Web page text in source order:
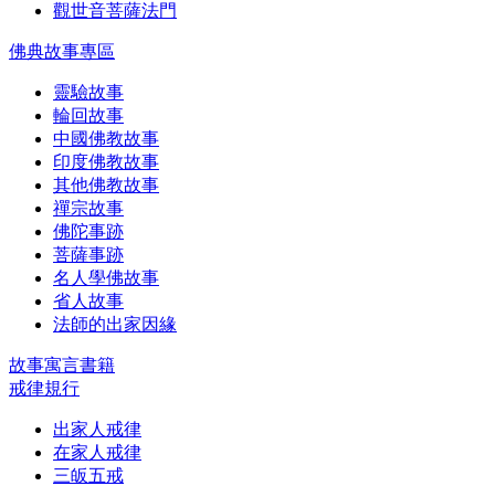
觀世音菩薩法門
佛典故事專區
靈驗故事
輪回故事
中國佛教故事
印度佛教故事
其他佛教故事
禪宗故事
佛陀事跡
菩薩事跡
名人學佛故事
省人故事
法師的出家因緣
故事寓言書籍
戒律規行
出家人戒律
在家人戒律
三皈五戒